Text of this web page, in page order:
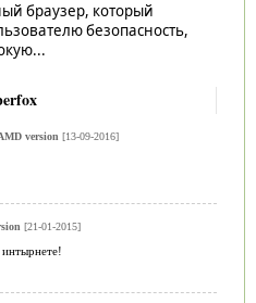
браузер, который
безопасность,
version[13-09-2016]
[21-01-2015]